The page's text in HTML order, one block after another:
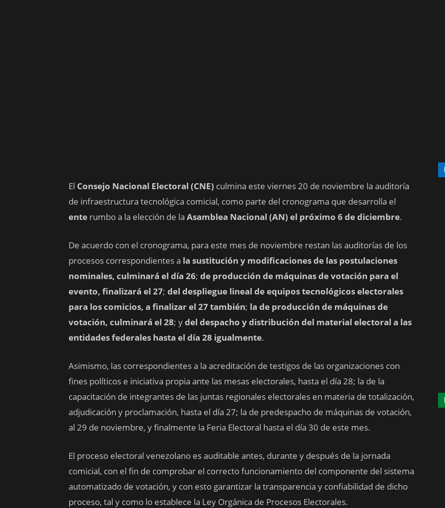
El Consejo Nacional Electoral (CNE) culmina este viernes 20 de noviembre la auditoría
de infraestructura tecnológica comicial, como parte del cronograma que desarrolla el
ente rumbo a la elección de la Asamblea Nacional (AN) el próximo 6 de diciembre.
De acuerdo con el cronograma, para este mes de noviembre restan las auditorías de los
procesos correspondientes a la sustitución y modificaciones de las postulaciones
nominales, culminará el día 26; de producción de máquinas de votación para el
evento, finalizará el 27; del despliegue lineal de equipos tecnológicos electorales
para los comicios, a finalizar el 27 también; la de producción de máquinas de
votación, culminará el 28; ydel despacho y distribución del material electoral a las
entidades federales hasta el día 28 igualmente.
Asimismo, las correspondientes a la acreditación de testigos de las organizaciones con
fines políticos e iniciativa propia ante las mesas electorales, hasta el día 28; la de la
capacitación de integrantes de las juntas regionales electorales en materia de totalización,
adjudicación y proclamación, hasta el día 27; la de predespacho de máquinas de votación,
al 29 de noviembre, y finalmente la Feria Electoral hasta el día 30 de este mes.
El proceso electoral venezolano es auditable antes, durante y después de la jornada
comicial, con el fin de comprobar el correcto funcionamiento del componente del sistema
automatizado de votación, y con esto garantizar la transparencia y confiabilidad de dicho
proceso, tal y como lo establece la Ley Orgánica de Procesos Electorales.